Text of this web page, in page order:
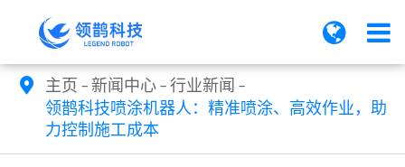
 主页 新闻中心 行业新闻
领鹊科技喷涂机器人：精准喷涂、高效作业，助
力控制施工成本